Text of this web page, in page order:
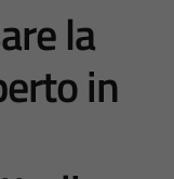
la
in